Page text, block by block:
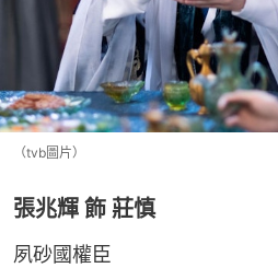
（tvb圖片）
張兆輝 飾 莊慎
夙砂國權臣